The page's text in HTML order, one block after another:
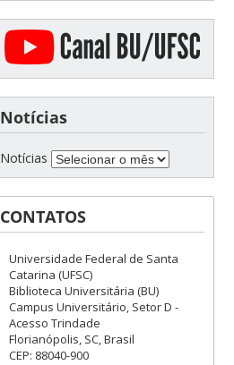
Notícias
Notícias
CONTATOS
Universidade Federal de Santa
Catarina (UFSC)
Biblioteca Universitária (BU)
Campus Universitário, Setor D -
Acesso Trindade
Florianópolis, SC, Brasil
CEP: 88040-900